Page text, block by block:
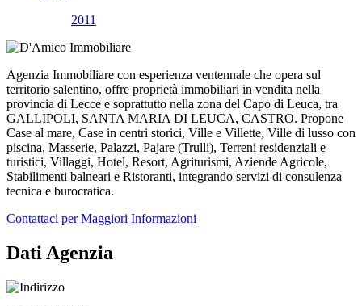
2011
Agenzia Immobiliare con esperienza ventennale che opera sul
territorio salentino, offre proprietà immobiliari in vendita nella
provincia di Lecce e soprattutto nella zona del Capo di Leuca, tra
GALLIPOLI, SANTA MARIA DI LEUCA, CASTRO. Propone
Case al mare, Case in centri storici, Ville e Villette, Ville di lusso con
piscina, Masserie, Palazzi, Pajare (Trulli), Terreni residenziali e
turistici, Villaggi, Hotel, Resort, Agriturismi, Aziende Agricole,
Stabilimenti balneari e Ristoranti, integrando servizi di consulenza
tecnica e burocratica.
Contattaci per Maggiori Informazioni
Dati Agenzia